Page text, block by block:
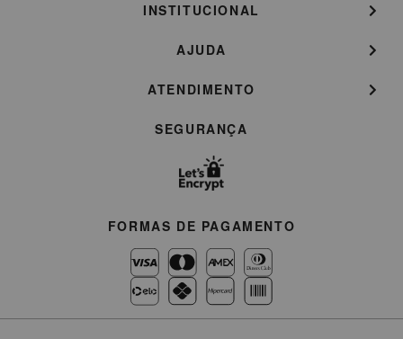
INSTITUCIONAL
AJUDA
ATENDIMENTO
SEGURANÇA
FORMAS DE PAGAMENTO